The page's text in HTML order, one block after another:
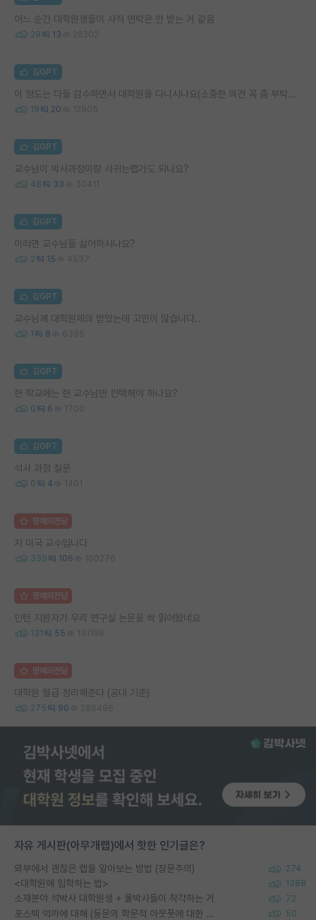
어느 순간 대학원생들이 사적 연락은 안 받는 거 같음
29 13 26202
김GPT
이 정도는 다들 감수하면서 대학원을 다니시나요(소중한 의견 꼭 좀 부탁드립니다.)
19 20 12905
김GPT
교수님이 박사과정이랑 사귀는랩가도 되나요?
48 33 30411
김GPT
이러면 교수님들 싫어하시나요?
2 15 4537
김GPT
교수님께 대학원제의 받았는데 고민이 많습니다..
1 8 6395
김GPT
한 학교에는 한 교수님만 컨택해야 하나요?
0 6 1700
김GPT
석사 과정 질문
0 4 1401
명예의전당
저 미국 교수입니다
339 106 100276
명예의전당
인턴 지원자가 우리 연구실 논문을 싹 읽어왔네요
131 55 131198
명예의전당
대학원 월급 정리해준다 (공대 기준)
275 90 286496
자유 게시판(아무개랩)에서 핫한 인기글은?
외부에서 괜찮은 랩을 알아보는 방법 (장문주의) 274
<대학원에 입학하는 법> 1388
소재분야 석박사 대학원생 + 물박사들이 착각하는 거 72
포스텍 억까에 대해 (동문의 학문적 아웃풋에 대한 반박) 50